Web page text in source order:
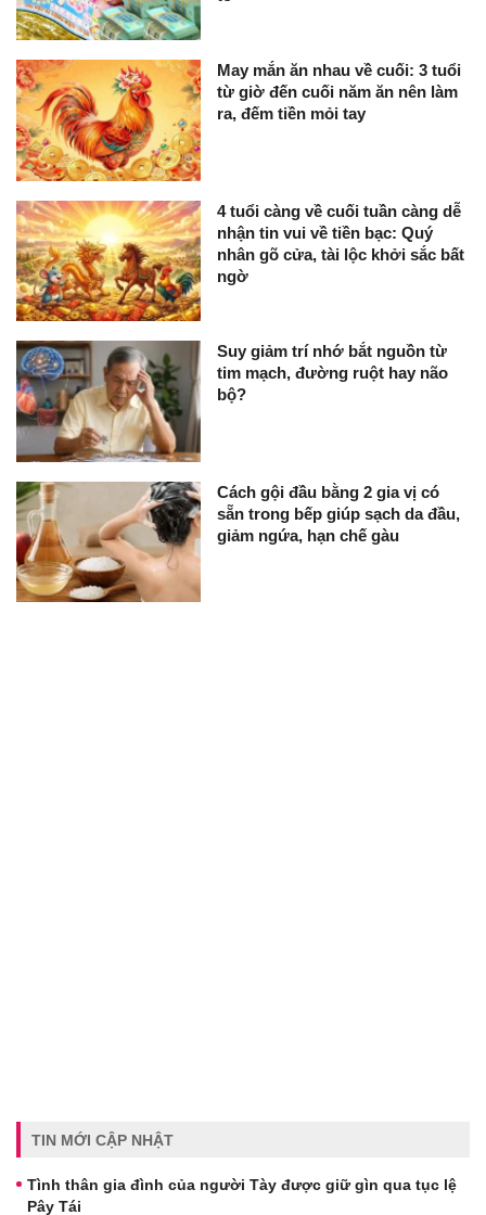
May mắn ăn nhau về cuối: 3 tuổi
từ giờ đến cuối năm ăn nên làm
ra, đếm tiền mỏi tay
4 tuổi càng về cuối tuần càng dễ
nhận tin vui về tiền bạc: Quý
nhân gõ cửa, tài lộc khởi sắc bất
ngờ
Suy giảm trí nhớ bắt nguồn từ
tim mạch, đường ruột hay não
bộ?
Cách gội đầu bằng 2 gia vị có
sẵn trong bếp giúp sạch da đầu,
giảm ngứa, hạn chế gàu
TIN MỚI CẬP NHẬT
Tình thân gia đình của người Tày được giữ gìn qua tục lệ
Pây Tái